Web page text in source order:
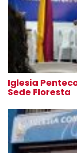
Iglesia
Sede Floresta